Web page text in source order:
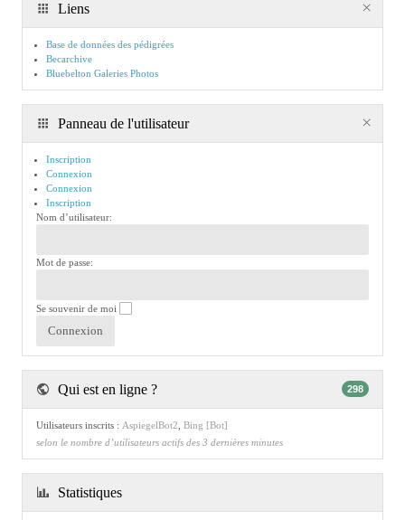
Liens
Base de données des pédigrées
Becarchive
Bluebelton Galeries Photos
Panneau de l'utilisateur
Inscription
Connexion
Connexion
Inscription
Nom d’utilisateur:
Mot de passe:
Se souvenir de moi
Qui est en ligne ? 298
Utilisateurs inscrits : AspiegelBot2, Bing [Bot]
selon le nombre d’utilisateurs actifs des 3 dernières minutes
Statistiques